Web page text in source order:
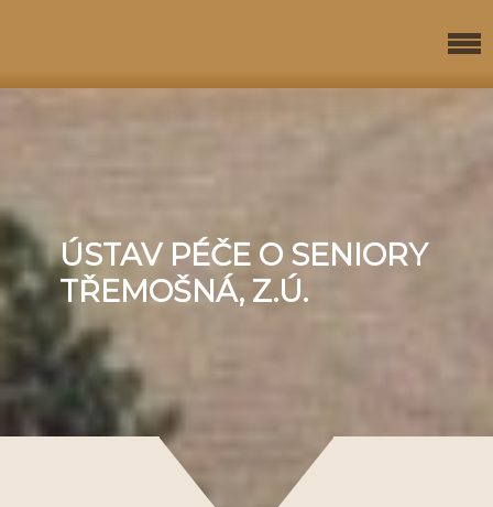
ÚSTAV PÉČE O SENIORY
TŘEMOŠNÁ, Z.Ú.